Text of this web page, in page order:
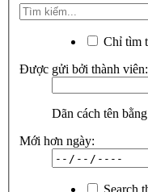
Chỉ tìm
Được gửi bởi thành viên:
Dãn cách tên
Mới hơn ngày:
Search